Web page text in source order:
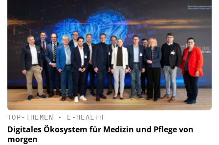
TOP-THEMEN • E-HEALTH
Digitales Ökosystem für Medizin und Pflege von
morgen